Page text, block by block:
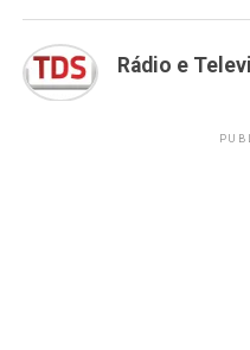
Rádio e